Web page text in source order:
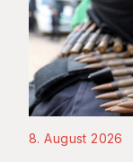
8. August 2026